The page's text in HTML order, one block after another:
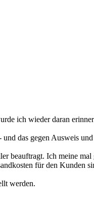
ich wieder daran
das gegen Ausweis
beauftragt. Ich meine
für den Kunden
werden.